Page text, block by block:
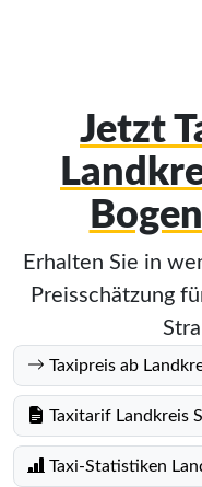
Jetzt
Erhalten Sie in
Preisschätzung
Taxipreis ab
Taxitarif Landkreis
Taxi-Statistiken